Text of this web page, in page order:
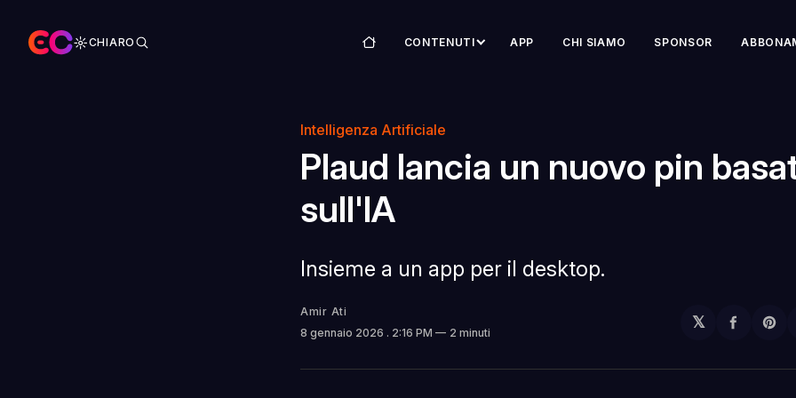
CHIARO CONTENUTI APP CHI SIAMO SPONSOR
Intelligenza Artificiale
Plaud lancia un nuovo pin
sull'IA
Insieme a un app per il desktop.
Amir Ati
8 gennaio 2026 . 2:16 PM 2 minuti
𝕏